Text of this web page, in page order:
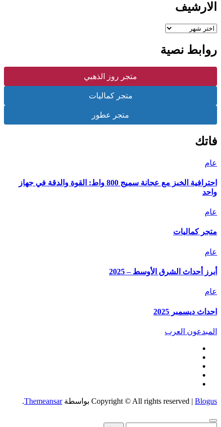
الارشيف
الارشيف
روابط نصية
متجر روز الذهبي
متجر كماليات
متجر عطور
فاتك
عام
احترافية الخبز مع عجانة سميج 800 واط: القوة والدقة في جهاز
واحد
عام
متجر كماليات
عام
أبرز أحداث الشرق الأوسط – 2025
عام
احداث ديسمبر 2025
المبدعون العرب
Copyright © All rights reserved | Blogus بواسطةThemeansar
.